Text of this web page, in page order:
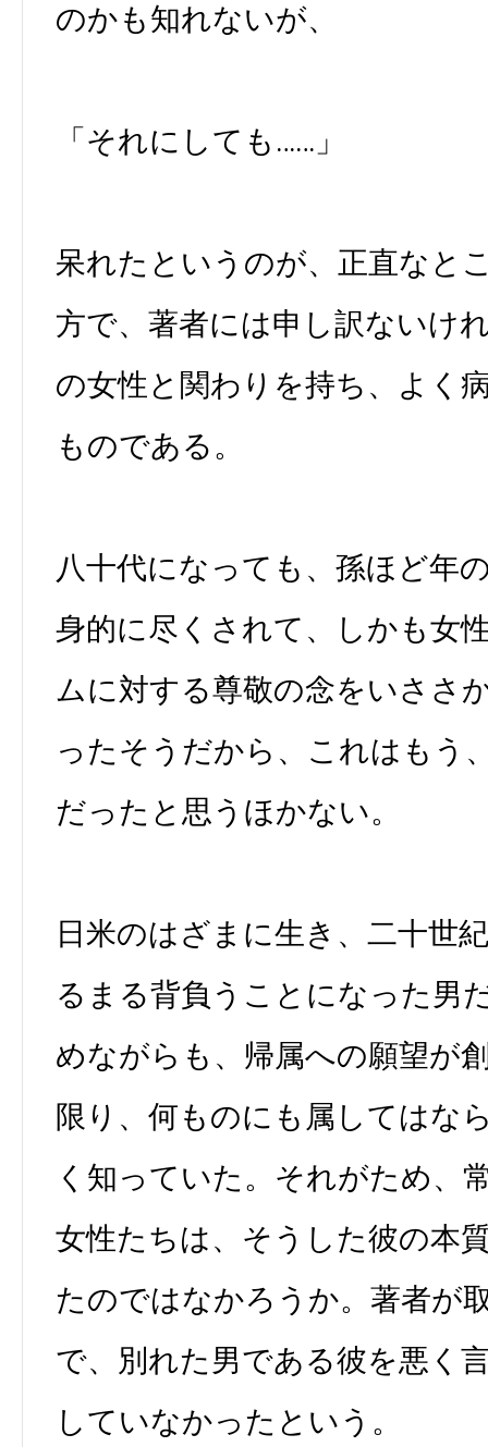
のかも知れないが、
「それにしても……」
呆れたというのが、正直なと
方で、著者には申し訳ないけ
の女性と関わりを持ち、よく
ものである。
八十代になっても、孫ほど年
身的に尽くされて、しかも女
ムに対する尊敬の念をいささ
ったそうだから、これはもう
だったと思うほかない。
日米のはざまに生き、二十世
るまる背負うことになった男
めながらも、帰属への願望が
限り、何ものにも属してはな
く知っていた。それがため、
女性たちは、そうした彼の本
たのではなかろうか。著者が
で、別れた男である彼を悪く
していなかったという。